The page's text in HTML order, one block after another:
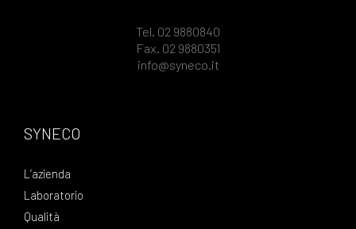
Tel. 02 9880840
Fax. 02 9880351
info@syneco.it
SYNECO
L’azienda
Laboratorio
Qualità